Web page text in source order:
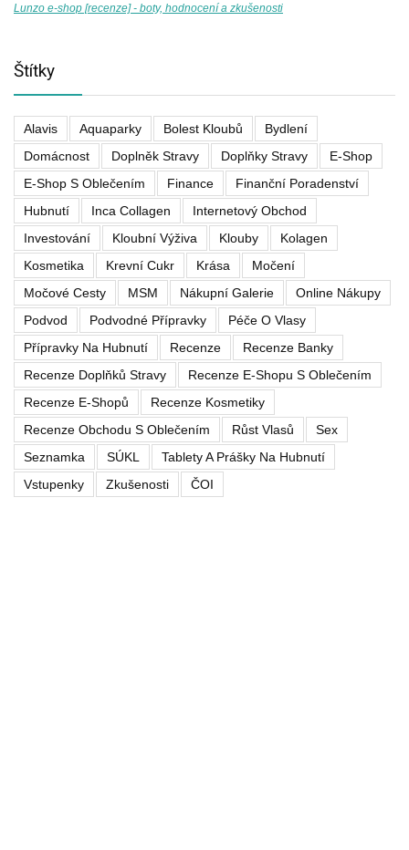
Lunzo e-shop [recenze] - boty, hodnocení a zkušenosti
Štítky
Alavis Aquaparky Bolest Kloubů
Bydlení
Domácnost
Doplněk Stravy Doplňky Stravy
E-Shop
E-Shop S Oblečením
Finance
Finanční Poradenství
Hubnutí
Inca Collagen
Internetový Obchod
Investování
Kloubní Výživa Klouby
Kolagen
Kosmetika
Krevní Cukr Krása
Močení
Močové Cesty
MSM Nákupní Galerie
Online Nákupy
Podvod
Podvodné Přípravky
Péče O Vlasy
Přípravky Na Hubnutí
Recenze
Recenze Banky
Recenze Doplňků Stravy
Recenze E-Shopu S Oblečením
Recenze E-Shopů
Recenze Kosmetiky
Recenze Obchodu S Oblečením
Růst Vlasů
Sex
Seznamka
SÚKL
Tablety A Prášky Na Hubnutí
Vstupenky
Zkušenosti ČOI